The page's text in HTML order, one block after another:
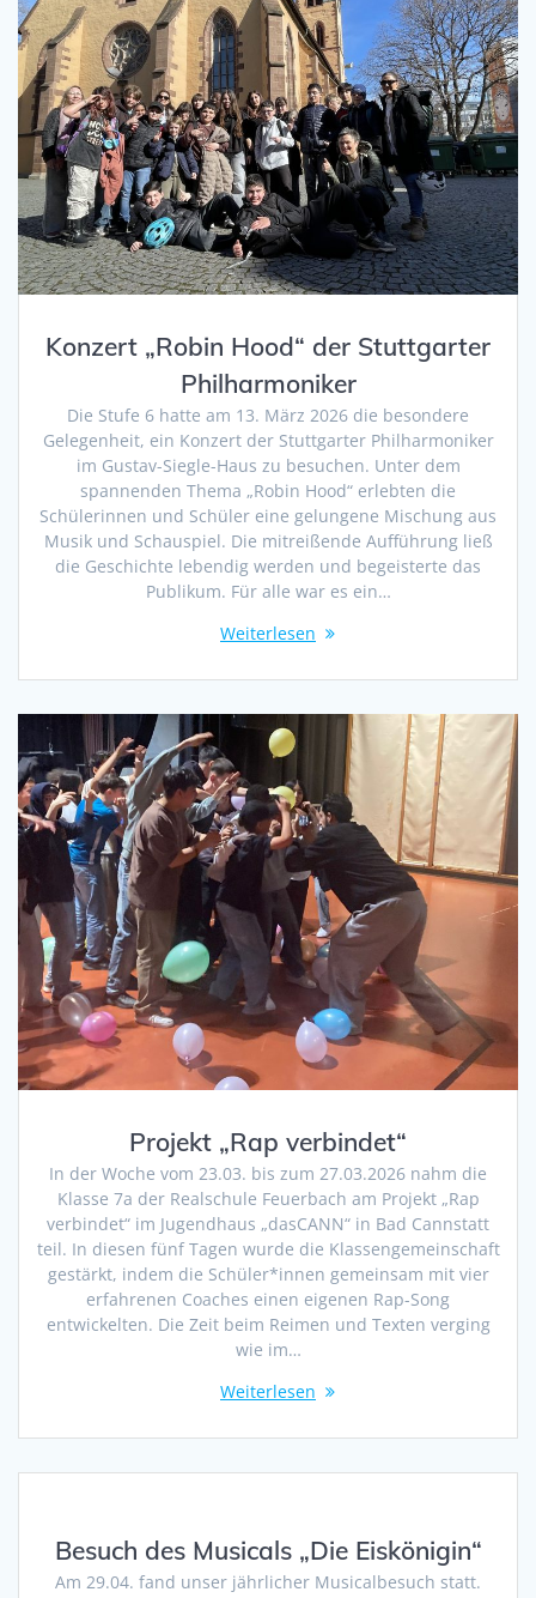
Konzert „Robin Hood“ der Stuttgarter
Philharmoniker
Die Stufe 6 hatte am 13. März 2026 die besondere
Gelegenheit, ein Konzert der Stuttgarter Philharmoniker
im Gustav-Siegle-Haus zu besuchen. Unter dem
spannenden Thema „Robin Hood“ erlebten die
Schülerinnen und Schüler eine gelungene Mischung aus
Musik und Schauspiel. Die mitreißende Aufführung ließ
die Geschichte lebendig werden und begeisterte das
Publikum. Für alle war es ein…
Weiterlesen
Projekt „Rap verbindet“
In der Woche vom 23.03. bis zum 27.03.2026 nahm die
Klasse 7a der Realschule Feuerbach am Projekt „Rap
verbindet“ im Jugendhaus „dasCANN“ in Bad Cannstatt
teil. In diesen fünf Tagen wurde die Klassengemeinschaft
gestärkt, indem die Schüler*innen gemeinsam mit vier
erfahrenen Coaches einen eigenen Rap-Song
entwickelten. Die Zeit beim Reimen und Texten verging
wie im…
Weiterlesen
Besuch des Musicals „Die Eiskönigin“
Am 29.04. fand unser jährlicher Musicalbesuch statt.